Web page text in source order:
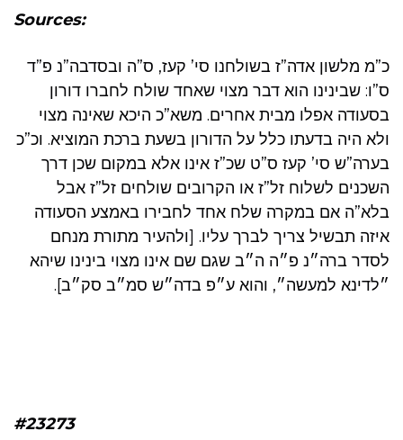
Sources:
כ”מ מלשון אדה”ז בשולחנו סי’ קעז, ס”ה ובסדבה”נ פ”ד
ס”ו: שבינינו הוא דבר מצוי שאחד שולח לחברו דורון
בסעודה אפלו מבית אחרים. משא”כ היכא שאינה מצוי
ולא היה בדעתו כלל על הדורון בשעת ברכת המוציא. וכ”כ
בערה”ש סי’ קעז ס”ט שכ”ז אינו אלא במקום שכן דרך
השכנים לשלוח זל”ז או הקרובים שולחים זל”ז אבל
בלא”ה אם במקרה שלח אחד לחבירו באמצע הסעודה
איזה תבשיל צריך לברך עליו. [ולהעיר מתורת מנחם
לסדר ברה״נ פ״ה ה״ב שגם שם אינו מצוי בינינו שיהא
״לדינא למעשה״, והוא ע״פ בדה״ש סמ״ב סק״ב].
#23273